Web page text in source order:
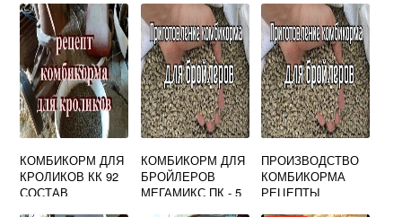
ТЕХНИЧЕСКИЕ
УСЛОВИЯ
КОМБИКОРМ ДЛЯ
КРОЛИКОВ КК 92
СОСТАВ
КОМБИКОРМ ДЛЯ
БРОЙЛЕРОВ
МЕГАМИКС ПК - 5
ПРОИЗВОДСТВО
КОМБИКОРМА
РЕЦЕПТЫ